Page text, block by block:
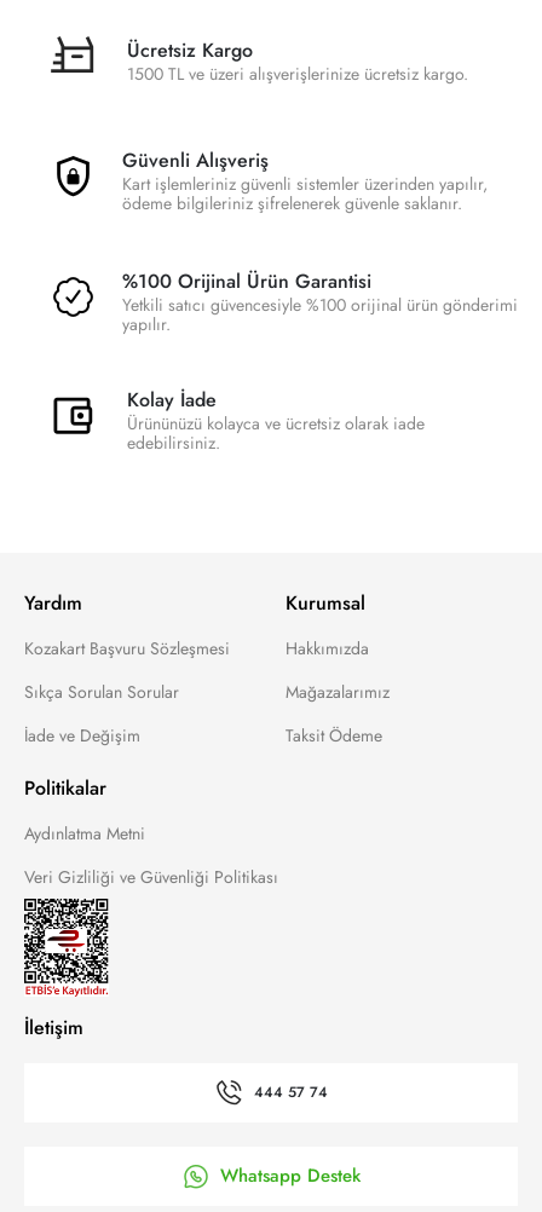
Ücretsiz Kargo
1500 TL ve üzeri alışverişlerinize ücretsiz kargo.
Güvenli Alışveriş
Kart işlemleriniz güvenli sistemler üzerinden yapılır,
ödeme bilgileriniz şifrelenerek güvenle saklanır.
%100 Orijinal Ürün Garantisi
Yetkili satıcı güvencesiyle %100 orijinal ürün gönderimi
yapılır.
Kolay İade
Ürününüzü kolayca ve ücretsiz olarak iade
edebilirsiniz.
Yardım
Kozakart Başvuru Sözleşmesi
Sıkça Sorulan Sorular
İade ve Değişim
Kurumsal
Hakkımızda
Mağazalarımız
Taksit Ödeme
Politikalar
Aydınlatma Metni
Veri Gizliliği ve Güvenliği Politikası
İletişim
444 57 74
Whatsapp Destek